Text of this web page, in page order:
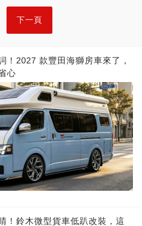
下一頁
！2027 款豐田海獅房車來了，
心
！鈴木微型貨車低趴改裝，這